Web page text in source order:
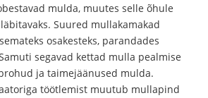
mulda, muutes selle õhule
Suured mullakamakad
osakesteks, parandades
segavad kettad mulla pealmise
ja taimejäänused mulda.
töötlemist muutub mullapind